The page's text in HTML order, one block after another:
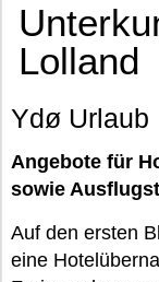
Lolland
Ydø Urlaub
Angebote für
sowie
Auf den ersten
eine